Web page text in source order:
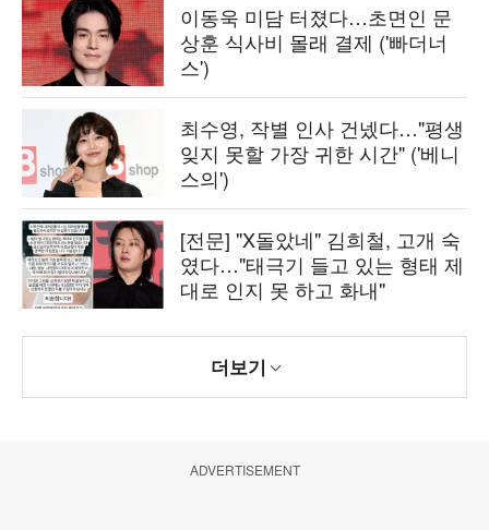
이동욱 미담 터졌다…초면인 문
상훈 식사비 몰래 결제 ('빠더너
스')
최수영, 작별 인사 건넸다…"평생
잊지 못할 가장 귀한 시간" ('베니
스의')
[전문] "X돌았네" 김희철, 고개 숙
였다…"태극기 들고 있는 형태 제
대로 인지 못 하고 화내"
더보기
ADVERTISEMENT